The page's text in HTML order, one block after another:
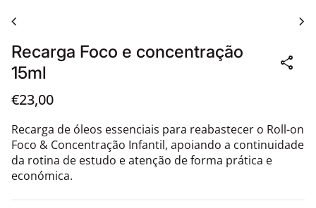
chevron_left chevron_right
Recarga Foco e concentração
15ml
share
Preço normal
€23,00
Recarga de óleos essenciais para reabastecer o Roll-on
Foco & Concentração Infantil, apoiando a continuidade
da rotina de estudo e atenção de forma prática e
económica.